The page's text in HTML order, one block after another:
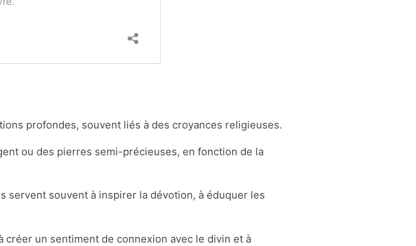
profondes, souvent liés à des croyances religieuses.
ou des pierres semi-précieuses, en fonction de la
servent souvent à inspirer la dévotion, à éduquer les
créer un sentiment de connexion avec le divin et à